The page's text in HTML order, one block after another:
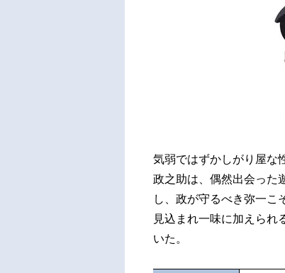
気弱ではずかしがり屋な
政之助は、偶然出会った
し、政が守るべき弥一こ
見込まれ一味に加えられ
いた。